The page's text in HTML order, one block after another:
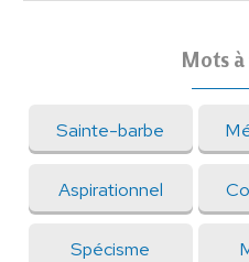
Mots
Sainte-barbe
Aspirationnel
Spécisme